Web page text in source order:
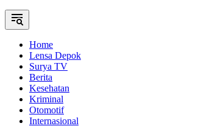
Home
Lensa Depok
Surya TV
Berita
Kesehatan
Kriminal
Otomotif
Internasional